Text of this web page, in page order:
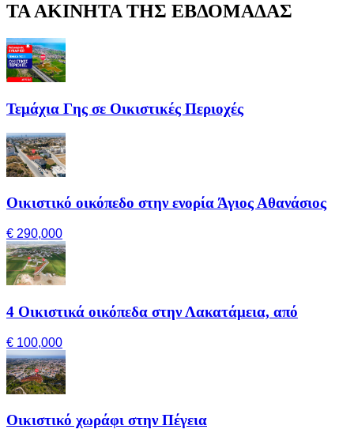
ΤΑ ΑΚΙΝΗΤΑ ΤΗΣ ΕΒΔΟΜΑΔΑΣ
Τεμάχια Γης σε Οικιστικές Περιοχές
Οικιστικό οικόπεδο στην ενορία Άγιος Αθανάσιος
€ 290,000
4 Οικιστικά οικόπεδα στην Λακατάμεια, από
€ 100,000
Οικιστικό χωράφι στην Πέγεια